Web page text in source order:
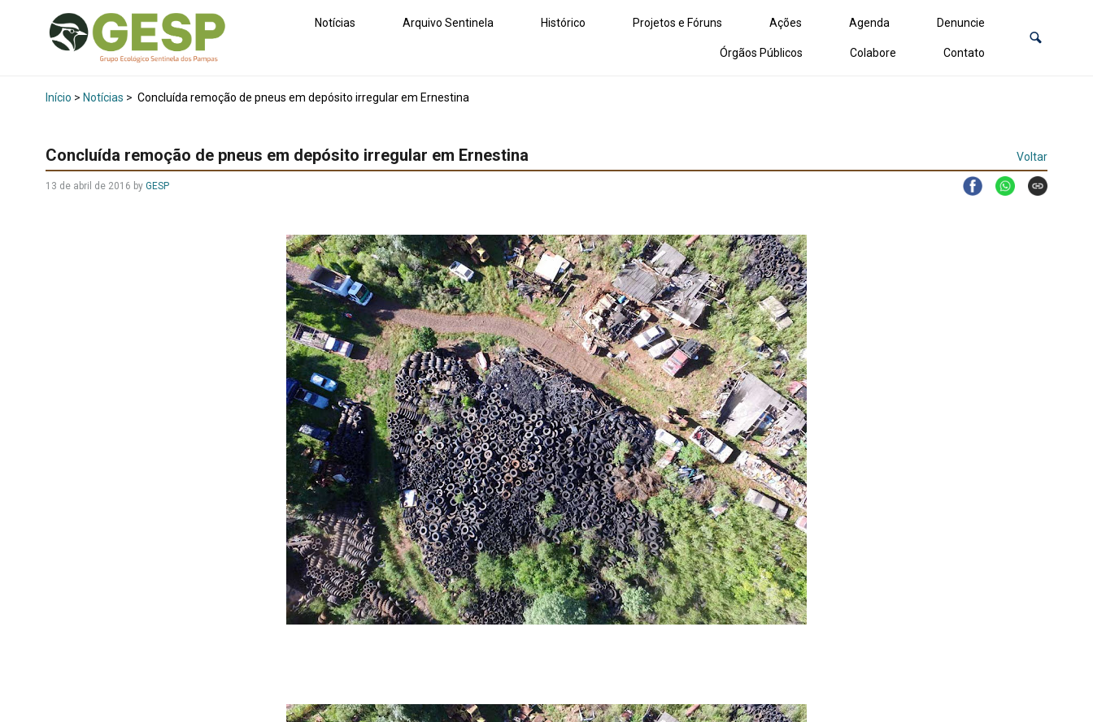
Notícias Arquivo Sentinela Histórico Projetos e Fóruns Ações Agenda Denuncie
Órgãos Públicos Colabore Contato
Início > Notícias > Concluída remoção de pneus em depósito irregular em Ernestina
Concluída remoção de pneus em depósito irregular em Ernestina Voltar
13 de abril de 2016 by GESP